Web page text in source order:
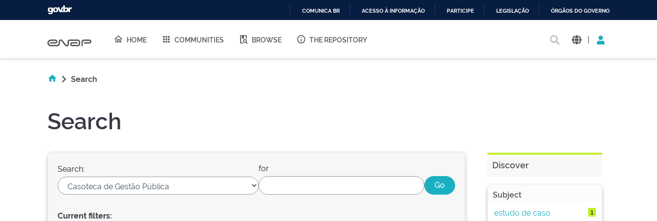
O
COMUNICA BR ACESSO À INFORMAÇÃO PARTICIPE LEGISLAÇÃO ÓRGÃOS DO GOVERNO
HOME COMMUNITIES BROWSE THE REPOSITORY |
Search
Search
Search: for
Current filters:
Discover
Subject
estudo de caso
1